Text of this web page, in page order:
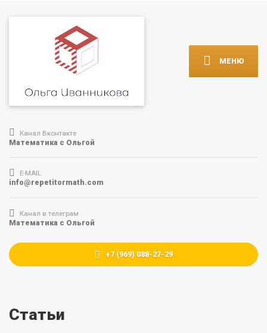
МЕНЮ
Канал Вконтакте
Математика с Ольгой
E-MAIL
info@repetitormath.com
Канал в телеграм
Математика с Ольгой
+7 (969) 088-27-29
Статьи